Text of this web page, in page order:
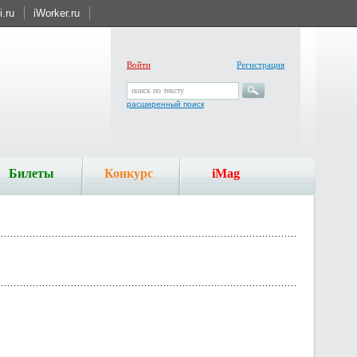
iWorker.ru
Войти Регистрация
поиск по тексту
расширенный поиск
Билеты Конкурс iMag